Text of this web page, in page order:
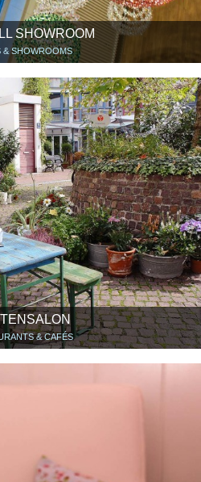
SHOWROOM
& SHOWROOMS
& CAFÉS